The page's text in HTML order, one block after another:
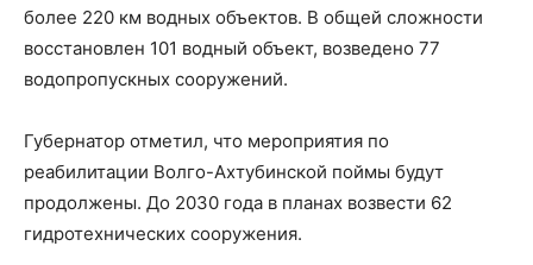
более 220 км водных объектов. В общей сложности
восстановлен 101 водный объект, возведено 77
водопропускных сооружений.
Губернатор отметил, что мероприятия по
реабилитации Волго-Ахтубинской поймы будут
продолжены. До 2030 года в планах возвести 62
гидротехнических сооружения.